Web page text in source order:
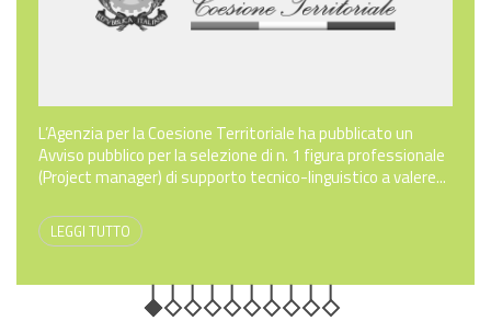
L’Agenzia per la Coesione Territoriale ha pubblicato un
Avviso pubblico per la selezione di n. 1 figura professionale
(Project manager) di supporto tecnico-linguistico a valere...
LEGGI TUTTO